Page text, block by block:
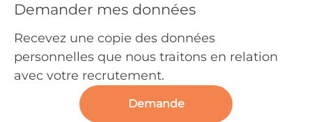
Demander mes données
Recevez une copie des données
personnelles que nous traitons en relation
avec votre recrutement.
Demande